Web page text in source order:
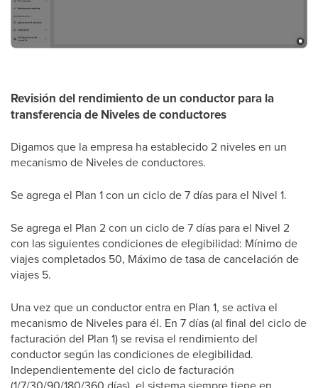
Revisión del rendimiento de un conductor para la
transferencia de Niveles de conductores
Digamos que la empresa ha establecido 2 niveles en un
mecanismo de Niveles de conductores.
Se agrega el Plan 1 con un ciclo de 7 días para el Nivel 1.
Se agrega el Plan 2 con un ciclo de 7 días para el Nivel 2
con las siguientes condiciones de elegibilidad: Mínimo de
viajes completados 50, Máximo de tasa de cancelación de
viajes 5.
Una vez que un conductor entra en Plan 1, se activa el
mecanismo de Niveles para él. En 7 días (al final del ciclo de
facturación del Plan 1) se revisa el rendimiento del
conductor según las condiciones de elegibilidad.
Independientemente del ciclo de facturación